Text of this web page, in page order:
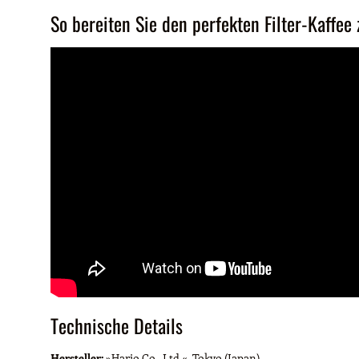
So bereiten Sie den perfekten Filter-Kaffee
Technische Details